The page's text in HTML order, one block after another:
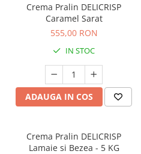
Crema Pralin DELICRISP
Caramel Sarat
555,00 RON
IN STOC
ADAUGA IN COS
Crema Pralin DELICRISP
Lamaie si Bezea - 5 KG